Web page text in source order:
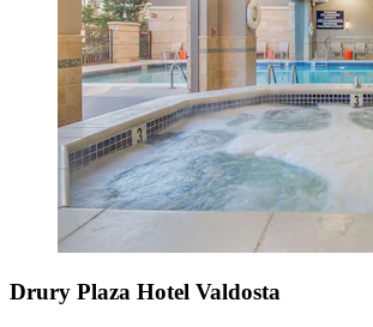
Drury Plaza Hotel Valdosta